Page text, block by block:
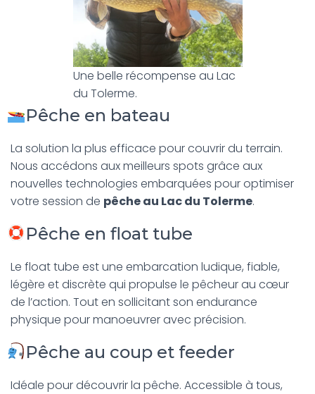
Une belle récompense au Lac
du Tolerme.
Pêche en bateau
La solution la plus efficace pour couvrir du terrain.
Nous accédons aux meilleurs spots grâce aux
nouvelles technologies embarquées pour optimiser
votre session de pêche au Lac du Tolerme.
Pêche en float tube
Le float tube est une embarcation ludique, fiable,
légère et discrète qui propulse le pêcheur au cœur
de l’action. Tout en sollicitant son endurance
physique pour manoeuvrer avec précision.
Pêche au coup et feeder
Idéale pour découvrir la pêche. Accessible à tous,